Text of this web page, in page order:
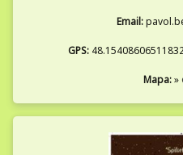
Email:
GPS:
Mapa:»